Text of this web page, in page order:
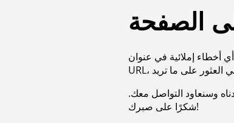
الصفحة
أخطاء إملائية في عنوان
وسنعاود التواصل معك.
شكرًا على صبرك!